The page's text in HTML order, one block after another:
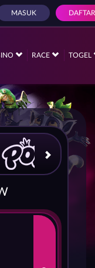
MASUK DAFTAR
RACE TOGEL